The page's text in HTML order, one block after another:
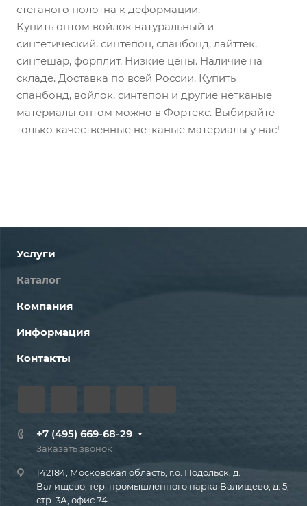
стеганого полотна к деформации.
Купить оптом войлок натуральный и
синтетический, синтепон, спанбонд, лайттек,
синтешар, форплит. Низкие цены. Наличие на
складе. Доставка по всей России. Купить
спанбонд, войлок, синтепон и другие нетканые
материалы оптом можно в Фортекс. Выбирайте
только качественные нетканые материалы у нас!
Услуги
Каталог
Компания
Информация
Контакты
+7 (495) 669-68-29
Заказать звонок
142184, Московская область, г.о. Подольск, д.
Валищево, тер. промышленного парка Валищево, д. 5,
стр. 3А, офис 74